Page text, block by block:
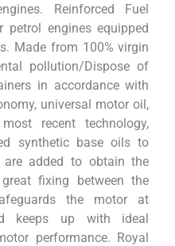
Reinforced Fuel
petrol engines equipped
Made from 100% virgin
pollution/Dispose of
in accordance with
universal motor oil,
recent technology,
synthetic base oils to
are added to obtain the
fixing between the
the motor at
keeps up with ideal
performance. Royal